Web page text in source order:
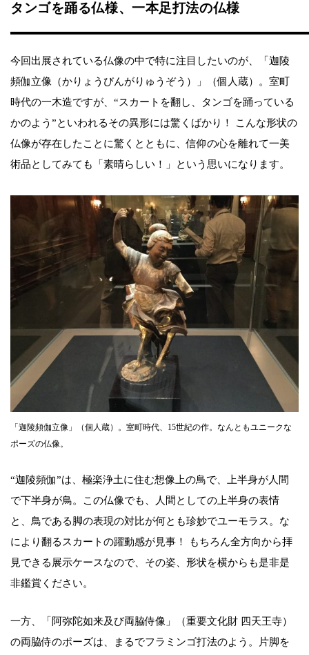
タンゴを踊る仏様、一本足打法の仏様
今回出展されている仏像の中で特に注目したいのが、「迦陵
頻伽立像（かりょうびんがりゅうぞう）」（個人蔵）。室町
時代の一木造ですが、“スカートを翻し、タンゴを踊っている
かのよう”といわれるその異形には驚くばかり！ こんな形状の
仏像が存在したことに驚くとともに、信仰の心を離れて一美
術品としてみても「素晴らしい！」という思いになります。
「迦陵頻伽立像」（個人蔵）。室町時代、15世紀の作。なんともユニークな
ポーズの仏像。
“迦陵頻伽”は、極楽浄土に住む想像上の鳥で、上半身が人間
で下半身が鳥。この仏像でも、人間としての上半身の表情
と、鳥である脚の表現の対比が何とも珍妙でユーモラス。な
により翻るスカートの躍動感が見事！ もちろん全方向から拝
見できる展示ケースなので、その姿、形状を横からも是非是
非鑑賞ください。
一方、「阿弥陀如来及び両脇侍像」（重要文化財 四天王寺）
の両脇侍のポーズは、まるでフラミンゴ打法のよう。片脚を